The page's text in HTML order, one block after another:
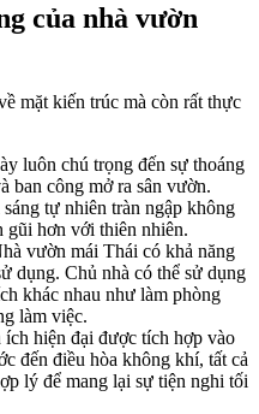
của nhà vườn
mặt kiến trúc mà còn rất thực
luôn chú trọng đến sự thoáng
ban công mở ra sân vườn.
tự nhiên tràn ngập không
gũi hơn với thiên nhiên.
vườn mái Thái có khả năng
dụng. Chủ nhà có thể sử dụng
khác nhau như làm phòng
làm việc.
ích hiện đại được tích hợp vào
đến điều hòa không khí, tất cả
lý để mang lại sự tiện nghi tối